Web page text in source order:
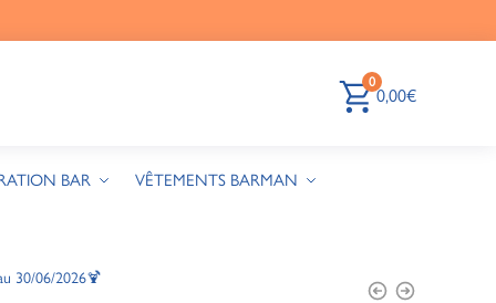
0
0,00€
BAR VÊTEMENTS BARMAN
30/06/2026🍹